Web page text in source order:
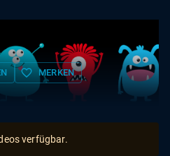
favorite_border MERKEN
verfügbar.